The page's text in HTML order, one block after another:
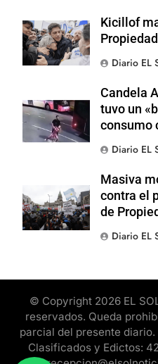
Kicillof
Diario EL
Candela
tuvo un
consumo
Diario EL
Masiva
contra el
de
Diario EL
© Copyright 2026 EL
reservados. Queda
parcial del presente
Clasificados y Edictos: